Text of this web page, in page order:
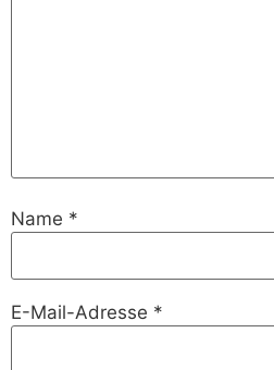
Name *
E-Mail-Adresse *